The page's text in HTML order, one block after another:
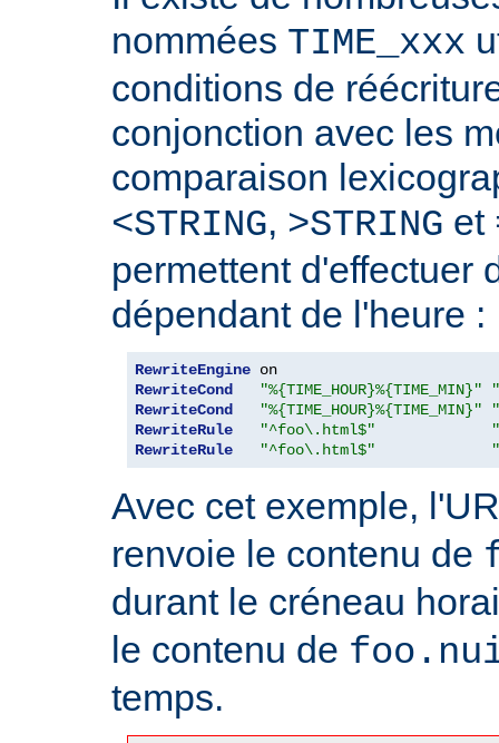
nommées TIME_xxx
conditions de
conjonction avec les
comparaison
<STRING, >STRING et
permettent d'effectuer
dépendant de l'heure :
RewriteEngine
RewriteCond
"%{TIME_HOUR}%{TIME_MIN}"
RewriteCond
"%{TIME_HOUR}%{TIME_MIN}"
RewriteRule
"^foo\.html$"
RewriteRule
"^foo\.html$"
Avec cet exemple,
renvoie le contenu de
durant le créneau
le contenu de
temps.